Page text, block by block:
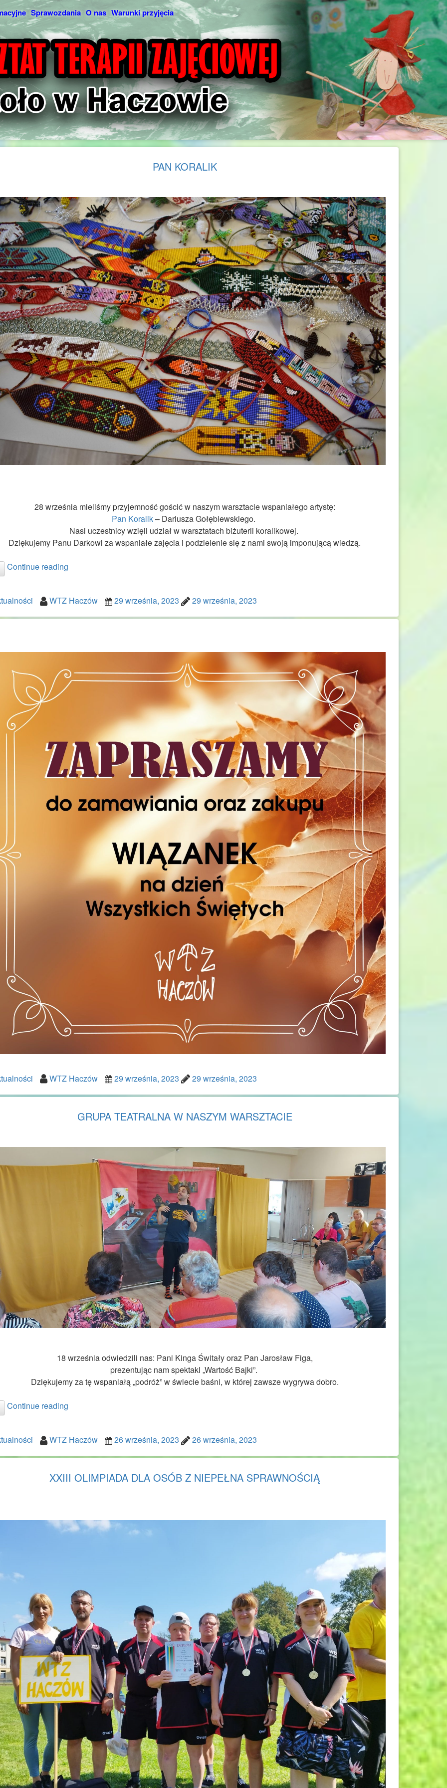
Sprawozdania O nas Warunki przyjęcia
PAN KORALIK
28 września mieliśmy przyjemność gościć w naszym warsztacie wspaniałego artystę:
Pan Koralik– Dariusza Gołębiewskiego.
Nasi uczestnicy wzięli udział w warsztatach biżuterii koralikowej.
Dziękujemy Panu Darkowi za wspaniałe zajęcia i podzielenie się z nami swoją imponującą wiedzą.
Continue reading
WTZ Haczów 29 września, 2023 29 września, 2023
WTZ Haczów 29 września, 2023 29 września, 2023
GRUPA TEATRALNA W NASZYM WARSZTACIE
18 września odwiedzili nas: Pani Kinga Świtały oraz Pan Jarosław Figa,
prezentując nam spektakl „Wartość Bajki”.
Dziękujemy za tę wspaniałą „podróż” w świecie baśni, w której zawsze wygrywa dobro.
Continue reading
WTZ Haczów 26 września, 2023 26 września, 2023
XXIII OLIMPIADA DLA OSÓB Z NIEPEŁNA SPRAWNOŚCIĄ